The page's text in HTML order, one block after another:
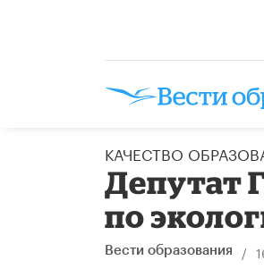
КАЧЕСТВО
Депутат
по
Вести образования /